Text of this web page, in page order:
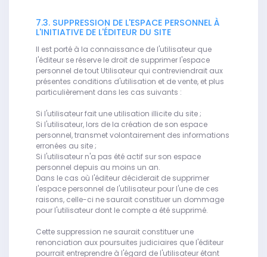
7.3. SUPPRESSION DE L'ESPACE PERSONNEL À
L'INITIATIVE DE L'ÉDITEUR DU SITE
Il est porté à la connaissance de l'utilisateur que
l'éditeur se réserve le droit de supprimer l'espace
personnel de tout Utilisateur qui contreviendrait aux
présentes conditions d'utilisation et de vente, et plus
particulièrement dans les cas suivants :
Si l'utilisateur fait une utilisation illicite du site ;
Si l'utilisateur, lors de la création de son espace
personnel, transmet volontairement des informations
erronées au site ;
Si l'utilisateur n'a pas été actif sur son espace
personnel depuis au moins un an.
Dans le cas où l'éditeur déciderait de supprimer
l'espace personnel de l'utilisateur pour l'une de ces
raisons, celle-ci ne saurait constituer un dommage
pour l'utilisateur dont le compte a été supprimé.
Cette suppression ne saurait constituer une
renonciation aux poursuites judiciaires que l'éditeur
pourrait entreprendre à l'égard de l'utilisateur étant